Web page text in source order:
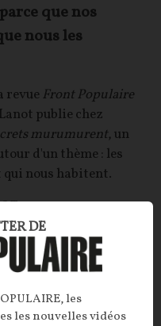
que nos
nous les
revue Front Populaire
publie chez
murumurent, un
d'un thème : les
qui nous habitent.
DE
les
les nouvelles vidéos